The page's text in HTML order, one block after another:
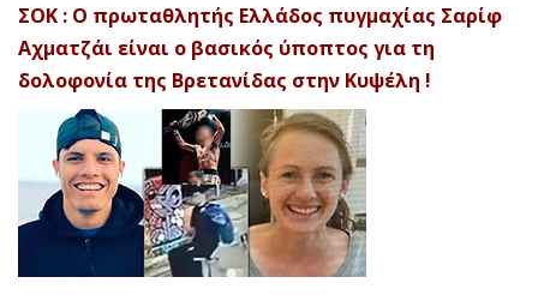
ΣΟΚ : Ο πρωταθλητής Ελλάδος πυγμαχίας Σαρίφ
Αχματζάι είναι ο βασικός ύποπτος για τη
δολοφονία της Βρετανίδας στην Κυψέλη !